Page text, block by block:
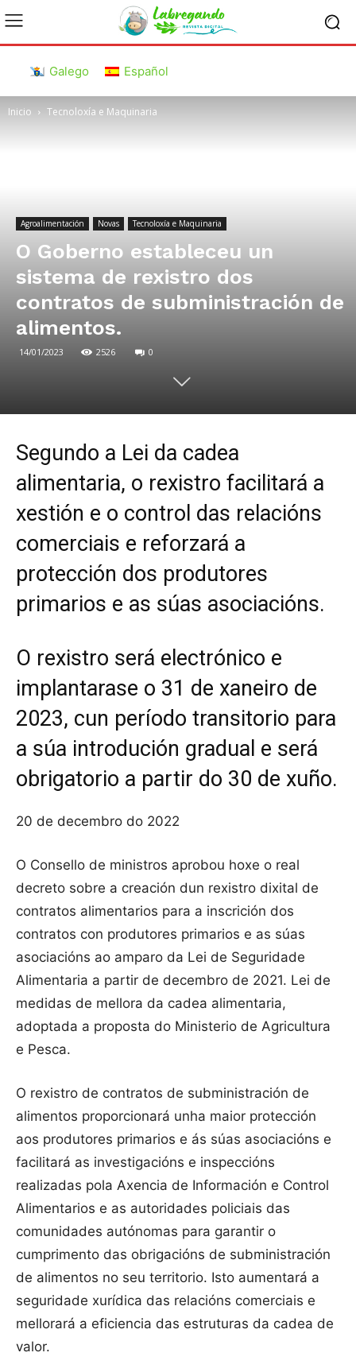
Galego Español
Inicio Tecnoloxía e Maquinaria
Agroalimentación Novas Tecnoloxía e Maquinaria
O Goberno estableceu un
sistema de rexistro dos
contratos de subministración de
alimentos.
14/01/2023 2526 0
Segundo a Lei da cadea
alimentaria, o rexistro facilitará a
xestión e o control das relacións
comerciais e reforzará a
protección dos produtores
primarios e as súas asociacións.
O rexistro será electrónico e
implantarase o 31 de xaneiro de
2023, cun período transitorio para
a súa introdución gradual e será
obrigatorio a partir do 30 de xuño.
20 de decembro do 2022
O Consello de ministros aprobou hoxe o real
decreto sobre a creación dun rexistro dixital de
contratos alimentarios para a inscrición dos
contratos con produtores primarios e as súas
asociacións ao amparo da Lei de Seguridade
Alimentaria a partir de decembro de 2021. Lei de
medidas de mellora da cadea alimentaria,
adoptada a proposta do Ministerio de Agricultura
e Pesca.
O rexistro de contratos de subministración de
alimentos proporcionará unha maior protección
aos produtores primarios e ás súas asociacións e
facilitará as investigacións e inspeccións
realizadas pola Axencia de Información e Control
Alimentarios e as autoridades policiais das
comunidades autónomas para garantir o
cumprimento das obrigacións de subministración
de alimentos no seu territorio. Isto aumentará a
seguridade xurídica das relacións comerciais e
mellorará a eficiencia das estruturas da cadea de
valor.